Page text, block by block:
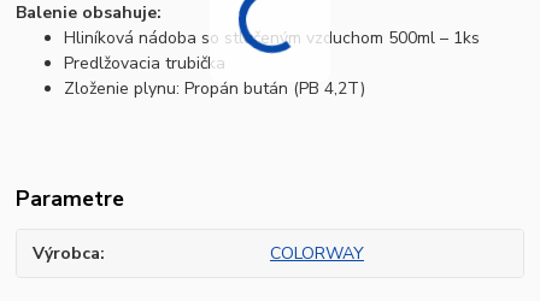
Balenie obsahuje:
Hliníková nádoba so stlačeným vzduchom 500ml – 1ks
Predlžovacia trubička
Zloženie plynu: Propán bután (PB 4,2T)
Parametre
Výrobca COLORWAY